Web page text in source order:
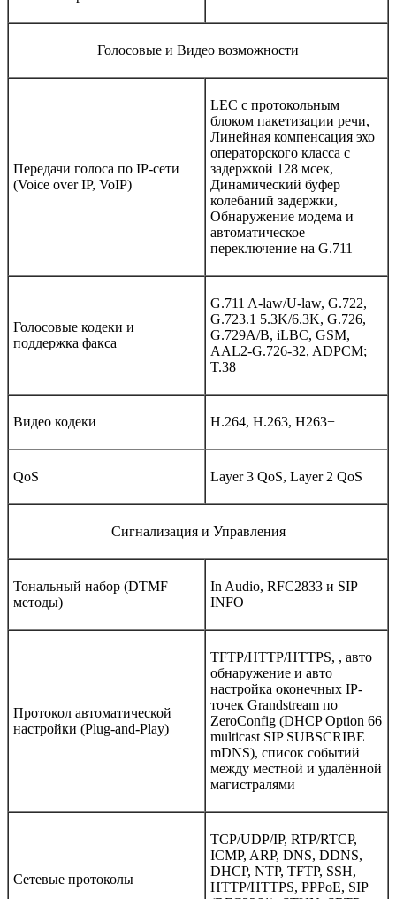
Голосовые и Видео возможности
Передачи голоса по IP-сети
(Voice over IP, VoIP)
LEC с протокольным
блоком пакетизации речи,
Линейная компенсация эхо
операторского класса с
задержкой 128 мсек,
Динамический буфер
колебаний задержки,
Обнаружение модема и
автоматическое
переключение на G.711
Голосовые кодеки и
поддержка факса
G.711 A-law/U-law, G.722,
G.723.1 5.3K/6.3K, G.726,
G.729A/B, iLBC, GSM,
AAL2-G.726-32, ADPCM;
T.38
Видео кодеки H.264, H.263, H263+
QoS Layer 3 QoS, Layer 2 QoS
Сигнализация и Управления
Тональный набор (DTMF
методы)
In Audio, RFC2833 и SIP
INFO
Протокол автоматической
настройки (Plug-and-Play)
TFTP/HTTP/HTTPS, , авто
обнаружение и авто
настройка оконечных IP-
точек Grandstream по
ZeroConfig (DHCP Option 66
multicast SIP SUBSCRIBE
mDNS), список событий
между местной и удалённой
магистралями
Сетевые протоколы
TCP/UDP/IP, RTP/RTCP,
ICMP, ARP, DNS, DDNS,
DHCP, NTP, TFTP, SSH,
HTTP/HTTPS, PPPoE, SIP